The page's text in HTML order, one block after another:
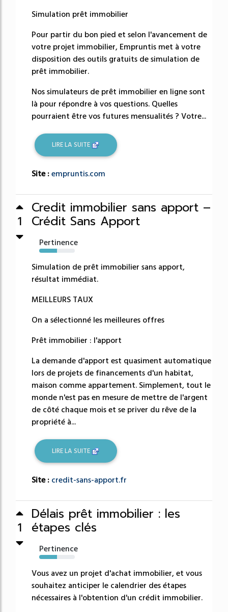
Simulation prêt immobilier
Pour partir du bon pied et selon l'avancement de
votre projet immobilier, Empruntis met à votre
disposition des outils gratuits de simulation de
prêt immobilier.
Nos simulateurs de prêt immobilier en ligne sont
là pour répondre à vos questions. Quelles
pourraient être vos futures mensualités ? Votre...
LIRE LA SUITE
Site :empruntis.com
1
Credit immobilier sans apport –
Crédit Sans Apport
Pertinence
50%
Simulation de prêt immobilier sans apport,
résultat immédiat.
MEILLEURS TAUX
On a sélectionné les meilleures offres
Prêt immobilier : l'apport
La demande d'apport est quasiment automatique
lors de projets de financements d'un habitat,
maison comme appartement. Simplement, tout le
monde n'est pas en mesure de mettre de l'argent
de côté chaque mois et se priver du rêve de la
propriété à...
LIRE LA SUITE
Site : credit-sans-apport.fr
1
Délais prêt immobilier : les
étapes clés
Pertinence
50%
Vous avez un projet d'achat immobilier, et vous
souhaitez anticiper le calendrier des étapes
nécessaires à l'obtention d'un crédit immobilier.